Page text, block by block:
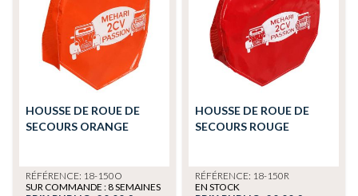
HOUSSE DE ROUE DE
SECOURS ORANGE
RÉFÉRENCE: 18-150O
SUR COMMANDE : 8 SEMAINES
HOUSSE DE ROUE DE
SECOURS ROUGE
RÉFÉRENCE: 18-150R
EN STOCK